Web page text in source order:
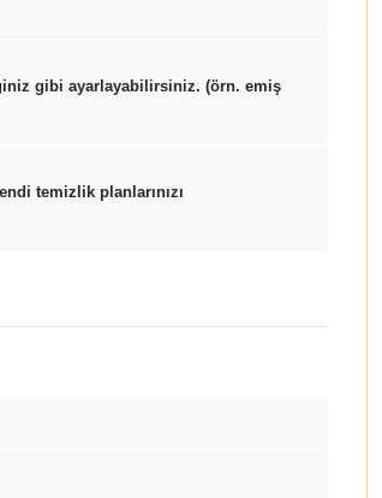
gibi ayarlayabilirsiniz. (örn. emiş
temizlik planlarınızı